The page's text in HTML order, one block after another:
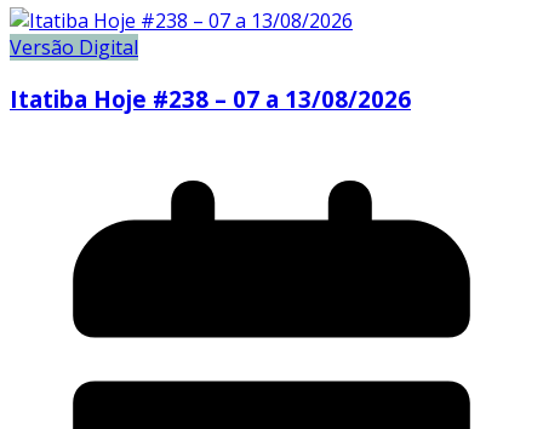
Versão Digital
Itatiba Hoje #238 – 07 a 13/08/2026